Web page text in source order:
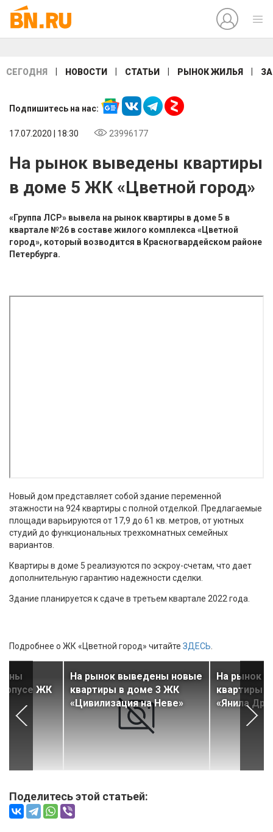
СЕГОДНЯ НОВОСТИ СТАТЬИ РЫНОК ЖИЛЬЯ
Подпишитесь на нас:
17.07.2020 | 18:30 23996177
На рынок выведены квартиры
в доме 5 ЖК «Цветной город»
«Группа ЛСР» вывела на рынок квартиры в доме 5 в
квартале №26 в составе жилого комплекса «Цветной
город», который возводится в Красногвардейском районе
Петербурга.
Новый дом представляет собой здание переменной
этажности на 924 квартиры с полной отделкой. Предлагаемые
площади варьируются от 17,9 до 61 кв. метров, от уютных
студий до функциональных трехкомнатных семейных
вариантов.
Квартиры в доме 5 реализуются по эскроу-счетам, что дает
дополнительную гарантию надежности сделки.
Здание планируется к сдаче в третьем квартале 2022 года.
Подробнее о ЖК «Цветной город» читайте ЗДЕСЬ
ЖК
На рынок выведены новые
квартиры в доме 3 ЖК
«Цивилизация на Неве»
На рынок
квартиры
«Янила
Поделитесь этой статьей: